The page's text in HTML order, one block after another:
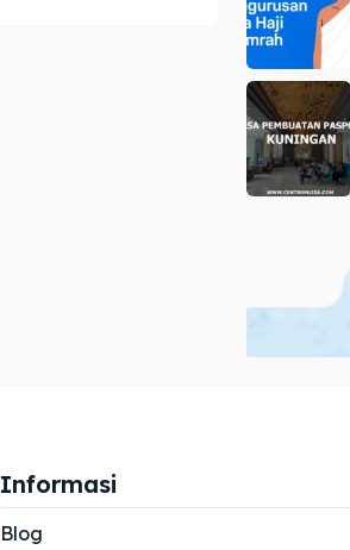
Informasi
Blog